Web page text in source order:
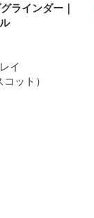
ラインダー｜
イ
ット）